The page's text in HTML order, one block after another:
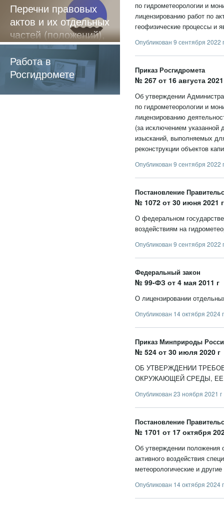
Перечни правовых
актов и их отдельных
частей (положений),
содержащие
обязательные
требования
Работа в
Росгидромете
по гидрометеорологии и
лицензированию работ по
геофизические процессы и
Опубликован 9 сентября 2022 г
Приказ Росгидромета
№ 267 от 16 августа
Об утверждении
по гидрометеорологии и
лицензированию
(за исключением
изысканий, выполняемых
реконструкции объектов
Опубликован 9 сентября 2022 г
Постановление
№ 1072 от 30 июня 2021 г
О федеральном
воздействиям на
Опубликован 9 сентября 2022 г
Федеральный закон
№ 99-ФЗ от 4 мая 2011 г
О лицензировании
Опубликован 14 октября 2024 г
Приказ Минприроды
№ 524 от 30 июля 2020 г
ОБ УТВЕРЖДЕНИИ
ОКРУЖАЮЩЕЙ СРЕДЫ, ЕЕ
Опубликован 23 ноября 2021 г
Постановление
№ 1701 от 17 октября
Об утверждении положения
активного воздействия
метеорологические и
Опубликован 14 октября 2024 г